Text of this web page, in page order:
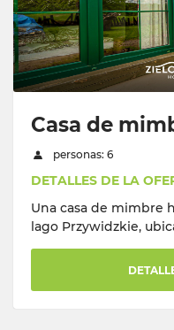
Casa de
personas: 6
DETALLES DE LA
Una casa de mimbre
lago Przywidzkie,